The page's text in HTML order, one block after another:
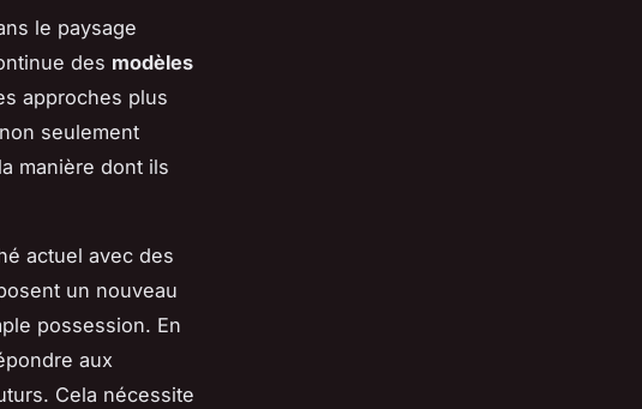
le paysage
des modèles
approches plus
seulement
manière dont ils
actuel avec des
un nouveau
possession. En
aux
Cela nécessite